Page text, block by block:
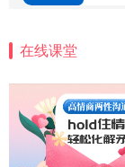
在线课堂